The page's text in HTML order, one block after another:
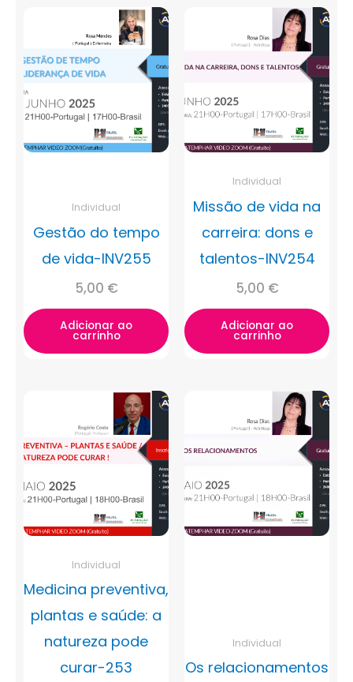
Individual
Gestão do tempo
de vida-INV255
5,00 €
Adicionar ao
carrinho
Individual
Missão de vida na
carreira: dons e
talentos-INV254
5,00 €
Adicionar ao
carrinho
Individual
Medicina preventiva,
plantas e saúde: a
natureza pode
curar-253
Individual
Os relacionamentos